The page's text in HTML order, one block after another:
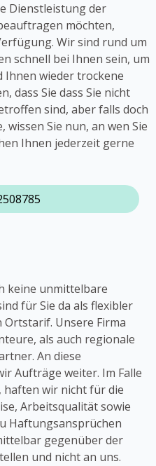
Dienstleistung der
möchten,
Wir sind rund um
schnell bei Ihnen sein, um
Ihnen wieder trockene
dass Sie dass Sie nicht
sind, aber falls doch
Sie nun, an wen Sie
Ihnen jederzeit gerne
keine unmittelbare
für Sie da als flexibler
Unsere Firma
als auch regionale
An diese
Aufträge weiter. Im Falle
wir nicht für die
Arbeitsqualität sowie
Haftungsansprüchen
gegenüber der
und nicht an uns.